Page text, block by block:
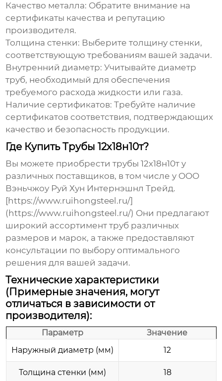
Качество металла: Обратите внимание на
сертификаты качества и репутацию
производителя.
Толщина стенки: Выберите толщину стенки,
соответствующую требованиям вашей задачи.
Внутренний диаметр: Учитывайте диаметр
труб, необходимый для обеспечения
требуемого расхода жидкости или газа.
Наличие сертификатов: Требуйте наличие
сертификатов соответствия, подтверждающих
качество и безопасность продукции.
Где Купить Трубы 12х18н10т?
Вы можете приобреститрубы 12х18н10т у
различных поставщиков, в том числе у ООО
Вэньчжоу Руй Хун Интернэшнл Трейд.
[https://www.ruihongsteel.ru/]
(https://www.ruihongsteel.ru/) Они предлагают
широкий ассортимент труб различных
размеров и марок, а также предоставляют
консультации по выбору оптимального
решения для вашей задачи.
Технические характеристики
(Примерные значения, могут
отличаться в зависимости от
производителя):
Параметр
Значение
Наружный диаметр (мм)
12
Толщина стенки (мм) 18